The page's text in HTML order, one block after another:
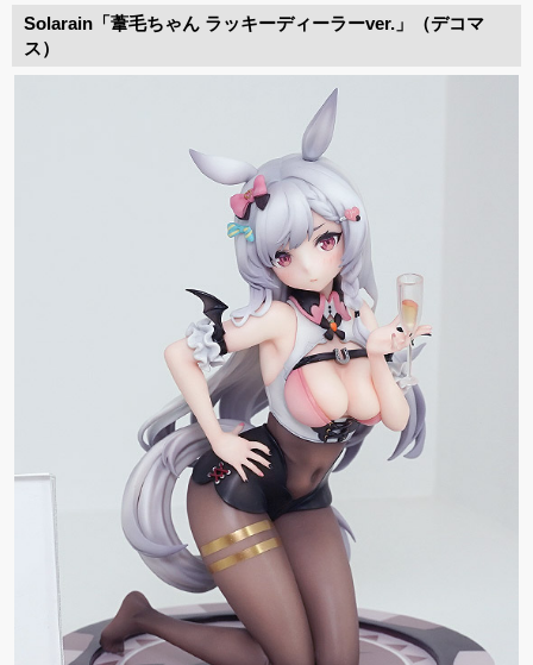
Solarain「葦毛ちゃん ラッキーディーラーver.」（デコマ
ス）